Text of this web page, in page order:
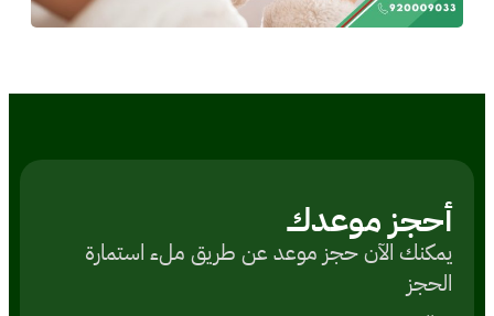
أحجز موعدك
یمكنك الآن حجز موعد عن طريق ملء استمارة
الحجز